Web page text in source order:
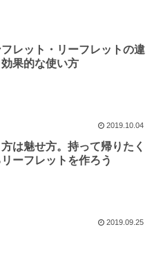
レット・リーフレットの違
果的な使い方
2019.10.04
は魅せ方。持って帰りたく
ーフレットを作ろう
2019.09.25